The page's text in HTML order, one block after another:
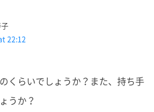
22:12
くらいでしょうか？また、持ち手
うか？